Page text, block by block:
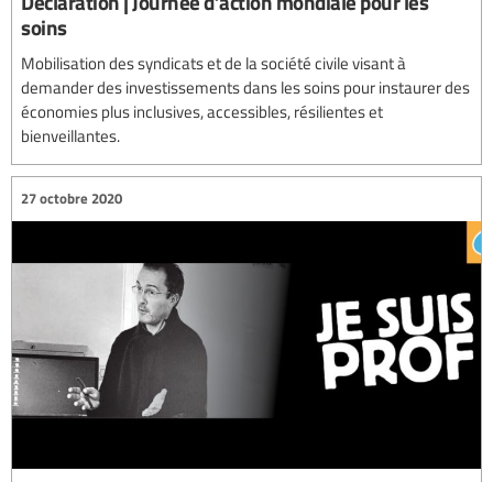
soins
Mobilisation des syndicats et de la société civile visant à
demander des investissements dans les soins pour instaurer des
économies plus inclusives, accessibles, résilientes et
bienveillantes.
27 octobre 2020